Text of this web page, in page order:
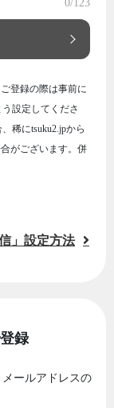
0/123
登録の際は事前に
設定してくださ
稀にtsuku2.jpから
がございます。併
」設定方法
録
ールアドレスの